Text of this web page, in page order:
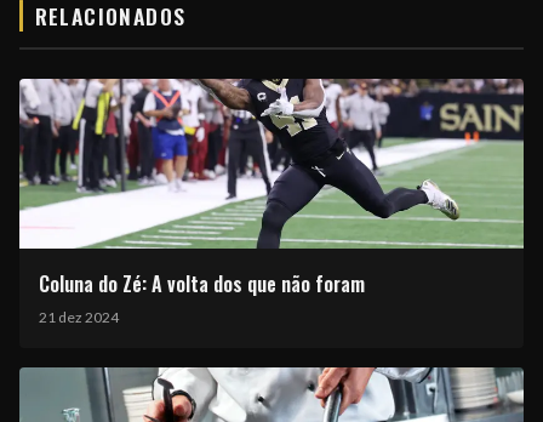
RELACIONADOS
Coluna do Zé: A volta dos que não foram
21 dez 2024